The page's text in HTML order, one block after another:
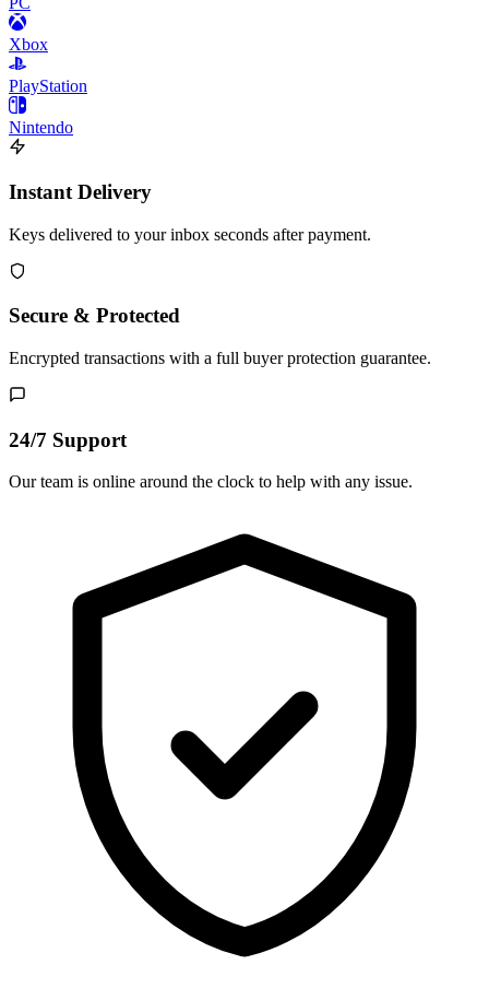
Xbox
PlayStation
Nintendo
Instant Delivery
Keys delivered to your inbox seconds after payment.
Secure & Protected
Encrypted transactions with a full buyer protection guarantee.
24/7 Support
Our team is online around the clock to help with any issue.